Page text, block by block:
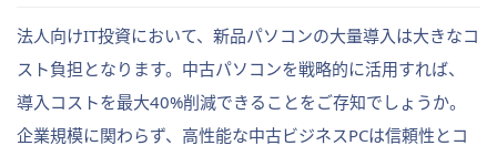
法人向けIT投資において、新品パソコンの大量導入は大きなコ
スト負担となります。中古パソコンを戦略的に活用すれば、
導入コストを最大40%削減できることをご存知でしょうか。
企業規模に関わらず、高性能な中古ビジネスPCは信頼性とコ